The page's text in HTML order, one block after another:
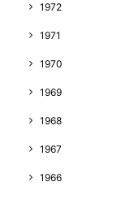
1972
1971
1970
1969
1968
1967
1966